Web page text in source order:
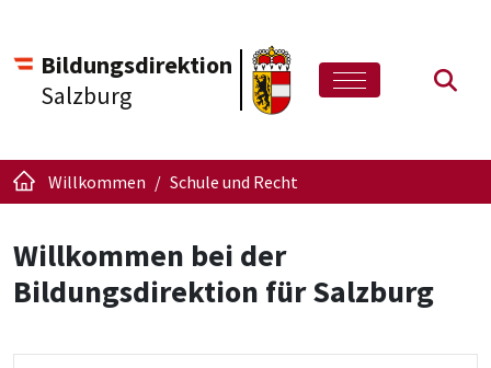
Bildungsdirektion
Salzburg
Willkommen Schule und Recht
Willkommen bei der
Bildungsdirektion für Salzburg